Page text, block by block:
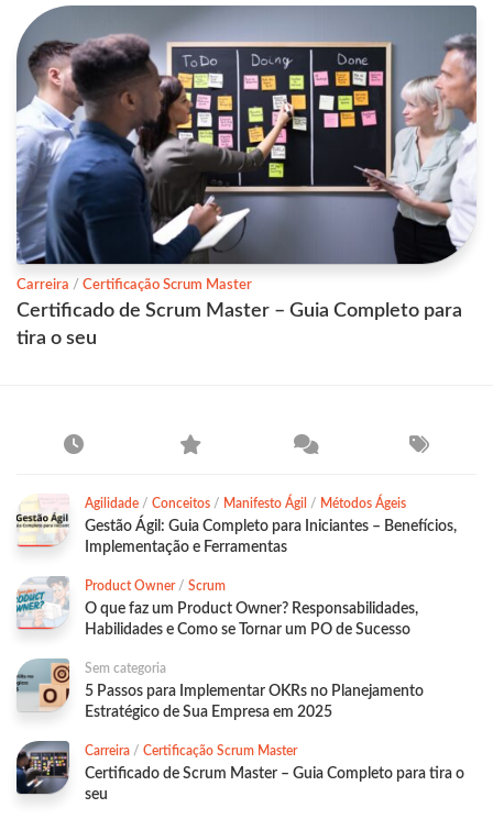
Carreira / Certificação Scrum Master
Certificado de Scrum Master – Guia Completo para
tira o seu
Agilidade / Conceitos / Manifesto Ágil / Métodos Ágeis
Gestão Ágil: Guia Completo para Iniciantes – Benefícios,
Implementação e Ferramentas
Product Owner/ Scrum
O que faz um Product Owner? Responsabilidades,
Habilidades e Como se Tornar um PO de Sucesso
Sem categoria
5 Passos para Implementar OKRs no Planejamento
Estratégico de Sua Empresa em 2025
Carreira / Certificação Scrum Master
Certificado de Scrum Master – Guia Completo para tira o
seu